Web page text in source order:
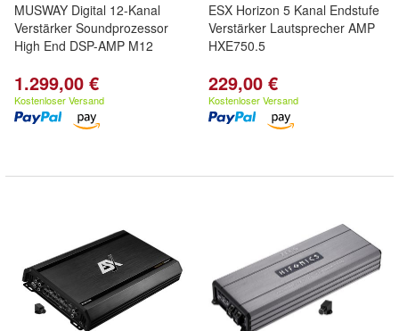
MUSWAY Digital 12-Kanal
Verstärker Soundprozessor
High End DSP-AMP M12
1.299,00 €
Kostenloser Versand
ESX Horizon 5 Kanal Endstufe
Verstärker Lautsprecher AMP
HXE750.5
229,00 €
Kostenloser Versand